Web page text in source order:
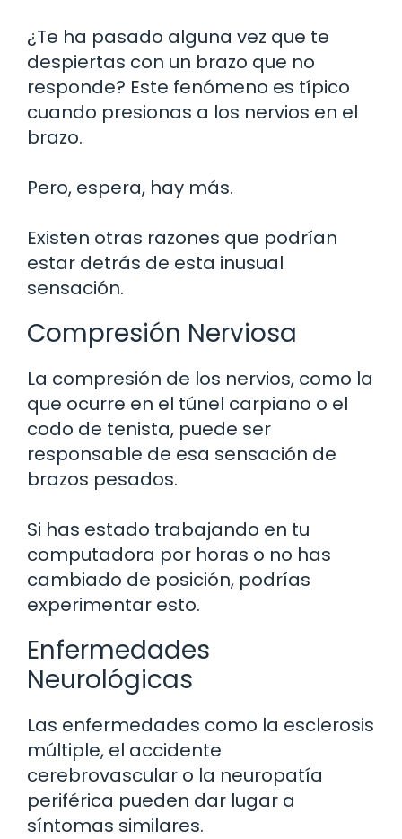
¿Te ha pasado alguna vez que te
despiertas con un brazo que no
responde? Este fenómeno es típico
cuando presionas a los nervios en el
brazo.
Pero, espera, hay más.
Existen otras razones que podrían
estar detrás de esta inusual
sensación.
Compresión Nerviosa
La compresión de los nervios, como la
que ocurre en el túnel carpiano o el
codo de tenista, puede ser
responsable de esa sensación de
brazos pesados.
Si has estado trabajando en tu
computadora por horas o no has
cambiado de posición, podrías
experimentar esto.
Enfermedades
Neurológicas
Las enfermedades como la esclerosis
múltiple, el accidente
cerebrovascular o la neuropatía
periférica pueden dar lugar a
síntomas similares.